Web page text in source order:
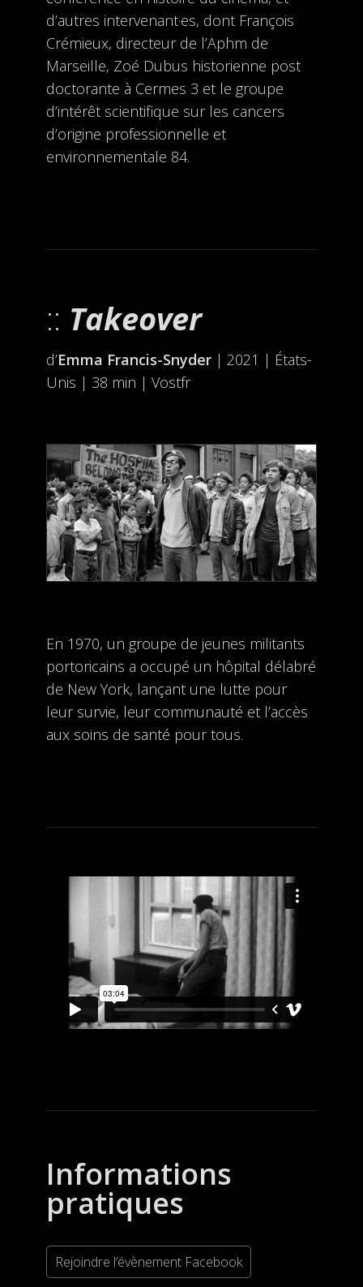
d’autres intervenant·es, dont François
Crémieux, directeur de l’Aphm de
Marseille, Zoé Dubus historienne post
doctorante à Cermes 3 et le groupe
d’intérêt scientifique sur les cancers
d’origine professionnelle et
environnementale 84.
Takeover
d’Emma Francis-Snyder| 2021 | États-
Unis | 38 min | Vostfr
En 1970, un groupe de jeunes militants
portoricains a occupé un hôpital délabré
de New York, lançant une lutte pour
leur survie, leur communauté et l’accès
aux soins de santé pour tous.
Informations
pratiques
Rejoindre l’évènement Facebook